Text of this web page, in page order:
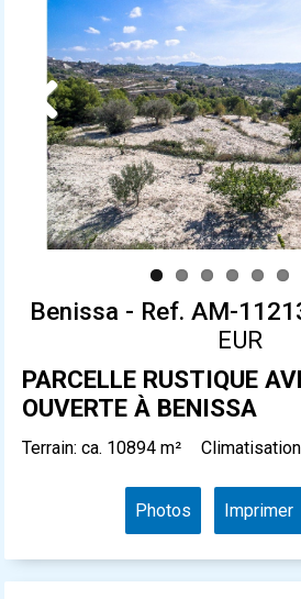
Références
Previous
Benissa - Ref. AM-
EUR
PARCELLE RUSTIQUE
OUVERTE À BENISSA
Terrain: ca. 10894 m² Climatisation
Photos Imprimer